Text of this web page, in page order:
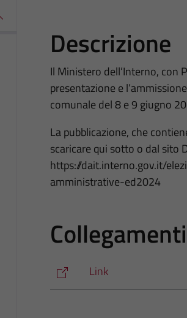
Descrizione
Il Ministero dell’Interno, con
presentazione e
comunale del 8 e 9 giugno
La pubblicazione, che
scaricare qui sotto o dal sito
https://dait.interno.gov.it/
amministrative-ed2024
Collegamenti
Link